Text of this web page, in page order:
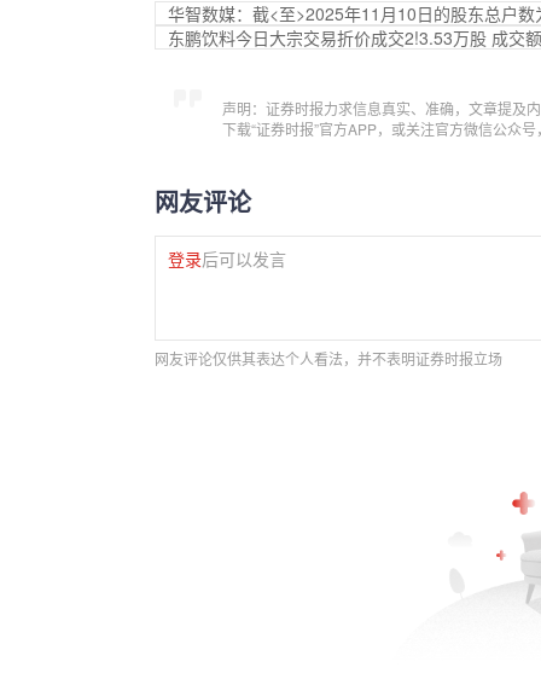
华智数媒：截<至>2025年11月10日的股东总户
东鹏饮料今日大宗交易折价成交2!3.53万股 成交
声明：证券时报力求信息真实、准确，文章提及
下载“证券时报”官方APP，或关注官方微信公众
网友评论
登录后可以发言
网友评论仅供其表达个人看法，并不表明证券时报立场